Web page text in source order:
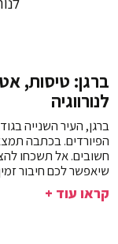
לנורווגיה
ברגן, העיר השנייה
הפיורדים. בכתבה
שיאפשר לכם חיבור
קראו עוד +